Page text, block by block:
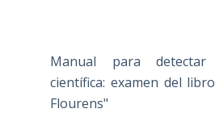
Manual para
científica: examen del
Flourens"